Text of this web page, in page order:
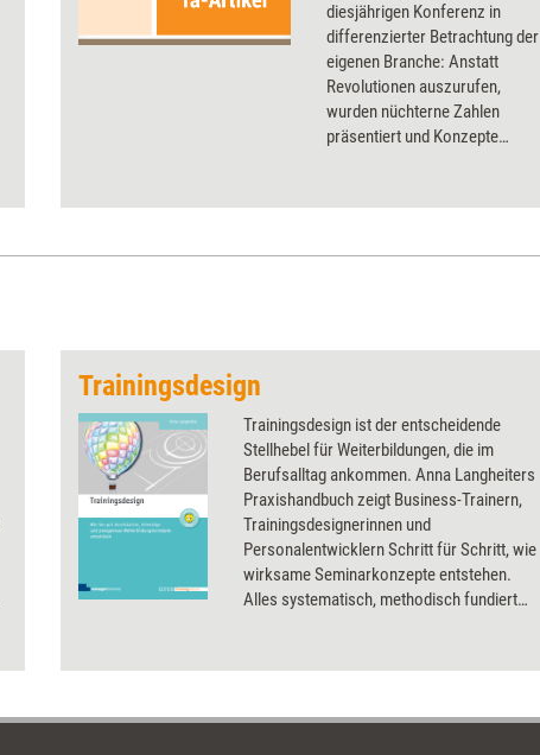
diesjährigen Konferenz in
differenzierter Betrachtung der
eigenen Branche: Anstatt
Revolutionen auszurufen,
wurden nüchterne Zahlen
präsentiert und Konzepte
Learning und
Trainingsdesign
Trainingsdesign ist der entscheidende
Stellhebel für Weiterbildungen, die im
Berufsalltag ankommen. Anna Langheiters
Praxishandbuch zeigt Business-Trainern,
Trainingsdesignerinnen und
Personalentwicklern Schritt für Schritt, wie
wirksame Seminarkonzepte entstehen.
Alles systematisch, methodisch fundiert